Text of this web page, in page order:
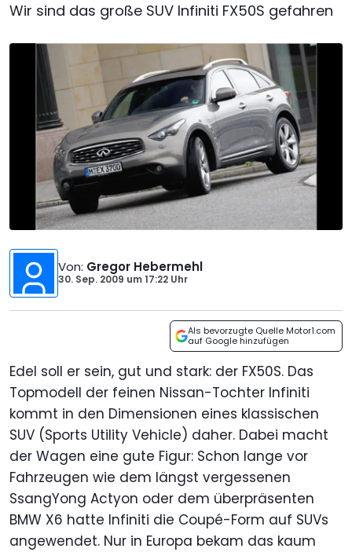
Wir sind das große SUV Infiniti FX50S gefahren
Von: Gregor Hebermehl
30. Sep. 2009 um17:22 Uhr
Als bevorzugte Quelle Motor1.com
auf Google hinzufügen
Edel soll er sein, gut und stark: der FX50S. Das
Topmodell der feinen Nissan-Tochter Infiniti
kommt in den Dimensionen eines klassischen
SUV (Sports Utility Vehicle) daher. Dabei macht
der Wagen eine gute Figur: Schon lange vor
Fahrzeugen wie dem längst vergessenen
SsangYong Actyon oder dem überpräsenten
BMW X6 hatte Infiniti die Coupé-Form auf SUVs
angewendet. Nur in Europa bekam das kaum